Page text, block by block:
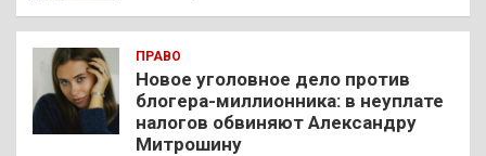
ПРАВО
Новое уголовное дело против
блогера-миллионника: в неуплате
налогов обвиняют Александру
Митрошину